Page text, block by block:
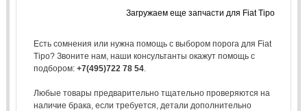
Загружаем еще запчасти для Fiat Tipo
Есть сомнения или нужна помощь с выбором порога для Fiat
Tipo? Звоните нам, наши консультанты окажут помощь с
подбором: +7(495)722 78 54.
Любые товары предварительно тщательно проверяются на
наличие брака, если требуется, детали дополнительно